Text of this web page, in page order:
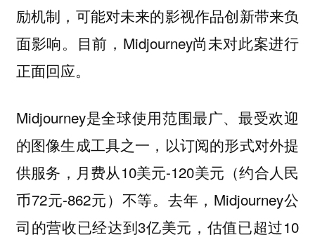
励机制，可能对未来的影视作品创新带来负
面影响。目前，Midjourney尚未对此案进行
正面回应。
Midjourney是全球使用范围最广、最受欢迎
的图像生成工具之一，以订阅的形式对外提
供服务，月费从10美元-120美元（约合人民
币72元-862元）不等。去年，Midjourney公
司的营收已经达到3亿美元，估值已超过10